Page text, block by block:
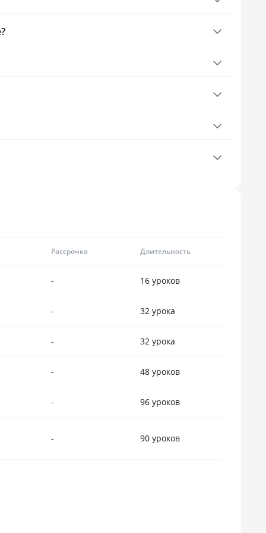
Рассрочка Длительность
- 16 уроков
- 32 урока
- 32 урока
- 48 уроков
- 96 уроков
- 90 уроков